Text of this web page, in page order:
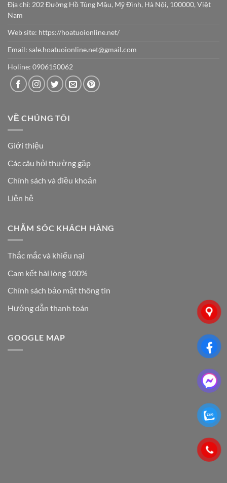
Địa chỉ: 202 Đường Hồ Tùng Mậu, Mỹ Đình, Hà Nội, 100000, Việt
Nam
Web site: https://hoatuoionline.net/
Email: sale.hoatuoionline.net@gmail.com
Holine: 0906150062
VỀ CHÚNG TÔI
Giới thiệu
Các câu hỏi thường gặp
Chính sách và điều khoản
Liện hệ
CHĂM SÓC KHÁCH HÀNG
Thắc mắc và khiếu nại
Cam kết hài lòng 100%
Chính sách bảo mật thông tin
Hướng dẫn thanh toán
GOOGLE MAP